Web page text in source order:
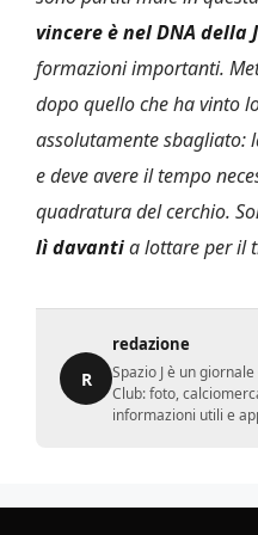
vincere è nel DNA della
formazioni importanti.
dopo quello che ha vinto
assolutamente sbagliato:
e deve avere il tempo
quadratura del cerchio.
lì davantia lottare per il
R
redazione
Spazio J è un
Club: foto,
informazioni utili e